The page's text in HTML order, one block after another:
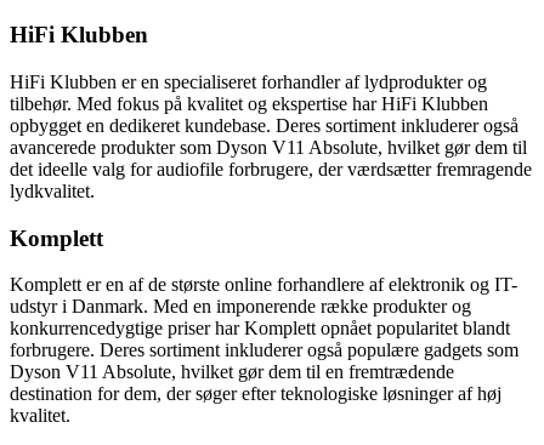
HiFi Klubben
HiFi Klubben er en specialiseret forhandler af lydprodukter og
tilbehør. Med fokus på kvalitet og ekspertise har HiFi Klubben
opbygget en dedikeret kundebase. Deres sortiment inkluderer også
avancerede produkter som Dyson V11 Absolute, hvilket gør dem til
det ideelle valg for audiofile forbrugere, der værdsætter fremragende
lydkvalitet.
Komplett
Komplett er en af de største online forhandlere af elektronik og IT-
udstyr i Danmark. Med en imponerende række produkter og
konkurrencedygtige priser har Komplett opnået popularitet blandt
forbrugere. Deres sortiment inkluderer også populære gadgets som
Dyson V11 Absolute, hvilket gør dem til en fremtrædende
destination for dem, der søger efter teknologiske løsninger af høj
kvalitet.